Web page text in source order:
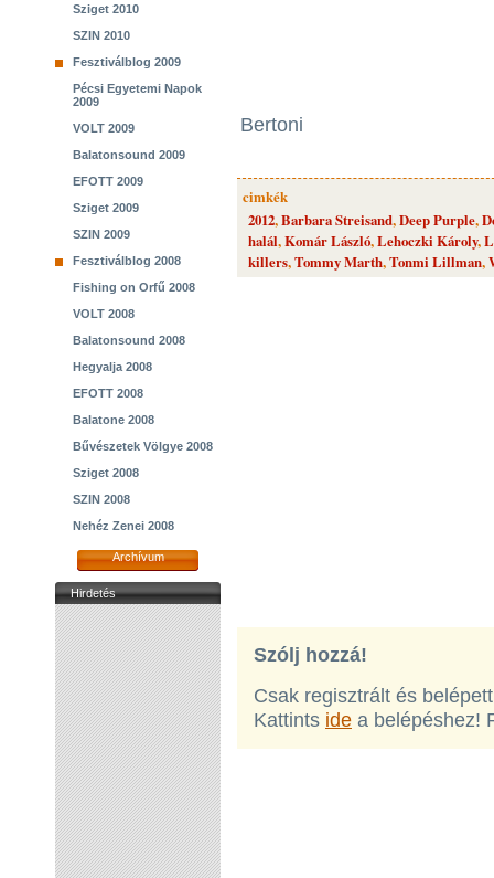
Sziget 2010
SZIN 2010
Fesztiválblog 2009
Pécsi Egyetemi Napok
2009
VOLT 2009
Balatonsound 2009
EFOTT 2009
Sziget 2009
SZIN 2009
Fesztiválblog 2008
Fishing on Orfű 2008
VOLT 2008
Balatonsound 2008
Hegyalja 2008
EFOTT 2008
Balatone 2008
Bűvészetek Völgye 2008
Sziget 2008
SZIN 2008
Nehéz Zenei 2008
Archívum
Hirdetés
Bertoni
cimkék
2012,Barbara Streisand,Deep Purple,
halál,Komár László,Lehoczki Károly,
killers,Tommy Marth,Tonmi Lillman,
Szólj hozzá!
Csak regisztrált és
Kattints ide a belépéshez!